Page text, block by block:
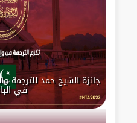
جائزة الشيخ حمد للترجمة
في